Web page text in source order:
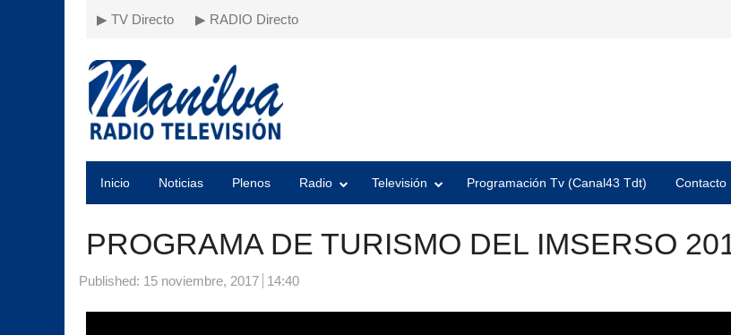
▶ TV Directo ▶ RADIO Directo
Inicio Noticias Plenos Radio Televisión Programación Tv (Canal43 Tdt) Contacto
PROGRAMA DE TURISMO DEL IMSERSO
Published: 15 noviembre, 2017 14:40